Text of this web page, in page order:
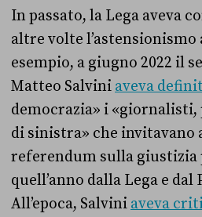
In passato, la Lega aveva
altre volte
esempio, a giugno 2022 il
Matteo Salvini aveva
democrazia» i
di sinistra» che invitavano
referendum sulla giustizia
quell’anno dalla Lega e
All’epoca, Salvini aveva